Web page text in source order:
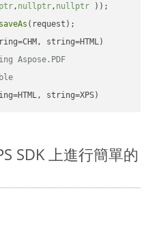
, nullptr, nullptr ))
saveAs (request);
Aspose.PDF
string=XPS)
SDK 上進行簡單的